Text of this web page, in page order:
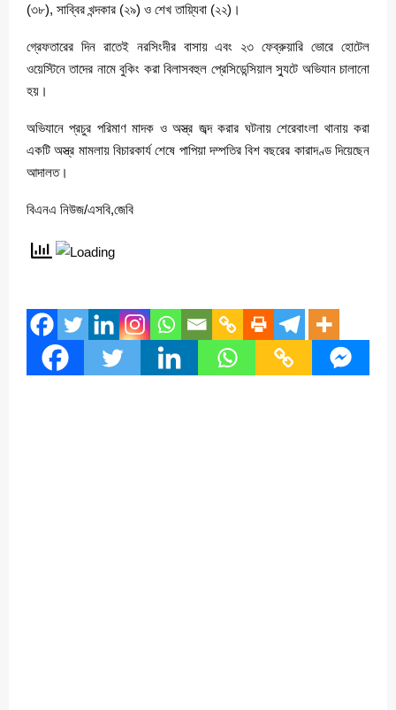
(৩৮), সাব্বির খন্দকার (২৯) ও শেখ তায়্যিবা (২২)।
গ্রেফতারের দিন রাতেই নরসিংদীর বাসায় এবং ২৩ ফেব্রুয়ারি ভোরে হোটেল
ওয়েস্টিনে তাদের নামে বুকিং করা বিলাসবহুল প্রেসিডেন্সিয়াল স্যুটে অভিযান চালানো
হয়।
অভিযানে প্রচুর পরিমাণ মাদক ও অস্ত্র জব্দ করার ঘটনায় শেরেবাংলা থানায় করা
একটি অস্ত্র মামলায় বিচারকার্য শেষে পাপিয়া দম্পতির বিশ বছরের কারাদণ্ড দিয়েছেন
আদালত।
বিএনএ নিউজ/এসবি,জেবি